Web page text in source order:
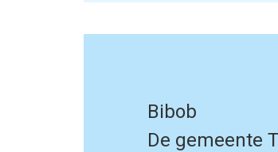
Bibob
De gemeente